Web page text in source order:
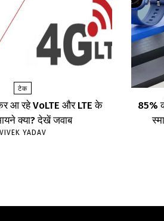
टेक
आ रहे VoLTE और LTE के
क्या? देखें जवाब
VIVEK YADAV
85%